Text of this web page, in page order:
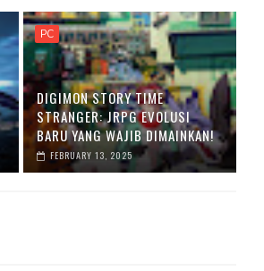
PC
DIGIMON STORY TIME
STRANGER: JRPG EVOLUSI
BARU YANG WAJIB DIMAINKAN!
FEBRUARY 13, 2025